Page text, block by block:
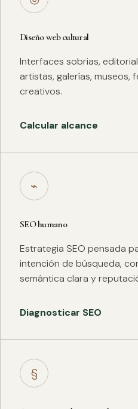
Diseño web cultural
Interfaces sobrias,
artistas, galerías, museos,
creativos.
Calcular alcance
⌁
SEO humano
Estrategia SEO pensada
intención de búsqueda,
semántica clara y
Diagnosticar SEO
§